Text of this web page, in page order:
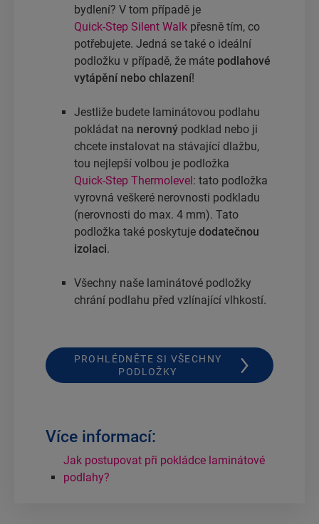
bydlení? V tom případě je
Quick-Step Silent Walk přesně tím, co
potřebujete. Jedná se také o ideální
podložku v případě, že máte podlahové
vytápění nebo chlazení!
Jestliže budete laminátovou podlahu
pokládat na nerovný podklad nebo ji
chcete instalovat na stávající dlažbu,
tou nejlepší volbou je podložka
Quick-Step Thermolevel: tato podložka
vyrovná veškeré nerovnosti podkladu
(nerovnosti do max. 4 mm). Tato
podložka také poskytuje dodatečnou
izolaci.
Všechny naše laminátové podložky
chrání podlahu před vzlínající vlhkostí.
PROHLÉDNĚTE SI VŠECHNY
PODLOŽKY
Více informací:
Jak postupovat při pokládce laminátové
podlahy?